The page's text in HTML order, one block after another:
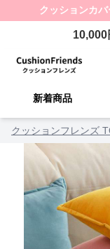
クッションカバ
10,000
新着商品
クッションフレンズ